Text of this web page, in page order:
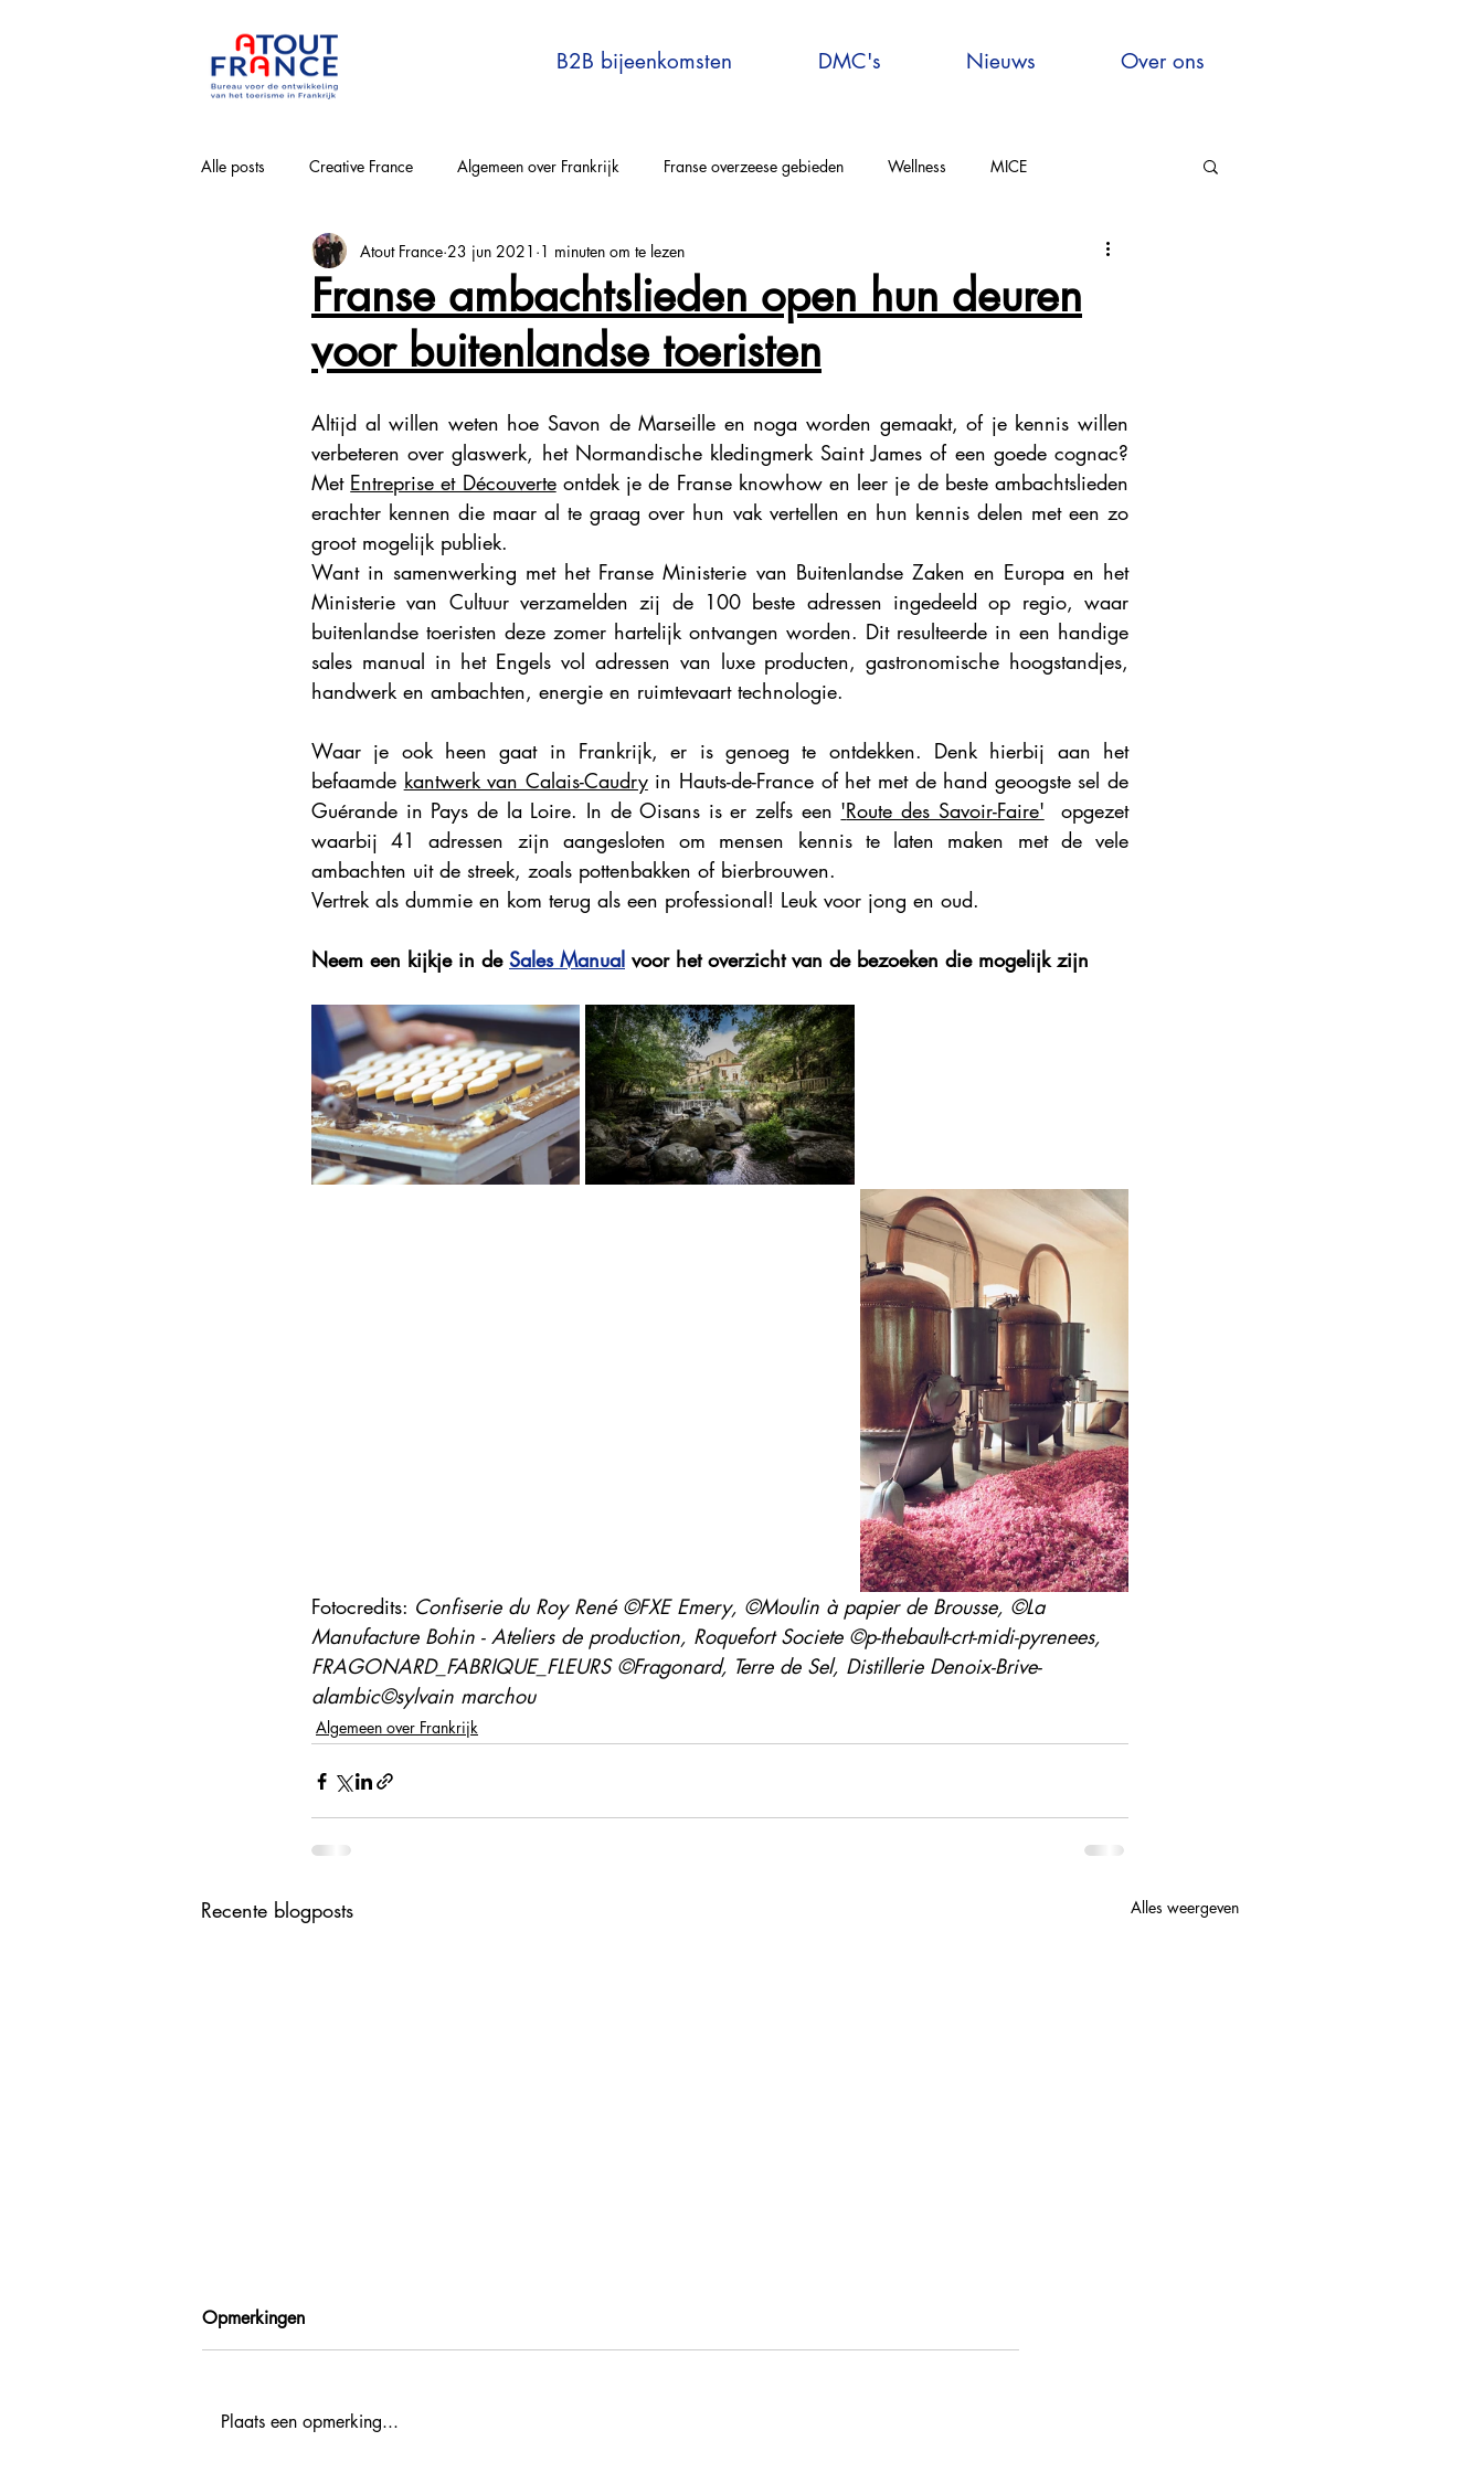
B2B bijeenkomsten DMC's Nieuws Over ons
Alle posts Creative France Algemeen over Frankrijk Franse overzeese gebieden Wellness MICE
Bourgogne-Franche-Comté Nouvelle-Aquitaine Auvergne-Rhône-Alpes Hauts-de-France
Loirevallei Normandie Parijs en omgeving Bretagne Grand-Est
Provence-Alpes-Côte-d'Azur Wintersport Explore France Virtual Travel to France France Excellence
Steden en korte vakanties DMC Explore France 2023 Explore France 2022 Explore France 2024
Explore France 2025
Franse ambachtslieden open hun deuren
voor buitenlandse toeristen
Atout France 23 jun 2021 1 minuten om te lezen
Altijd al willen weten hoe Savon de Marseille en noga worden gemaakt, of je kennis willen
verbeteren over glaswerk, het Normandische kledingmerk Saint James of een goede cognac?
Met Entreprise et Découverte ontdek je de Franse knowhow en leer je de beste ambachtslieden
erachter kennen die maar al te graag over hun vak vertellen en hun kennis delen met een zo
groot mogelijk publiek.
Want in samenwerking met het Franse Ministerie van Buitenlandse Zaken en Europa en het
Ministerie van Cultuur verzamelden zij de 100 beste adressen ingedeeld op regio, waar
buitenlandse toeristen deze zomer hartelijk ontvangen worden. Dit resulteerde in een handige
sales manual in het Engels vol adressen van luxe producten, gastronomische hoogstandjes,
handwerk en ambachten, energie en ruimtevaart technologie.
Waar je ook heen gaat in Frankrijk, er is genoeg te ontdekken. Denk hierbij aan het
befaamde kantwerk van Calais-Caudry in Hauts-de-France of het met de hand geoogste sel de
Guérande in Pays de la Loire. In de Oisans is er zelfs een 'Route des Savoir-Faire'
opgezet
waarbij 41 adressen zijn aangesloten om mensen kennis te laten maken met de vele
ambachten uit de streek, zoals pottenbakken of bierbrouwen.
Vertrek als dummie en kom terug als een professional! Leuk voor jong en oud.
Neem een kijkje in de Sales Manual voor het overzicht van de bezoeken die mogelijk zijn
Fotocredits: Confiserie du Roy René ©FXE Emery, ©Moulin à papier de Brousse, ©La
Manufacture Bohin - Ateliers de production, Roquefort Societe ©p-thebault-crt-midi-pyrenees,
FRAGONARD_FABRIQUE_FLEURS ©Fragonard, Terre de Sel, Distillerie Denoix-Brive-
alambic©sylvain marchou
Algemeen over Frankrijk
Recente blogposts Alles weergeven
Opmerkingen
Plaats een opmerking...